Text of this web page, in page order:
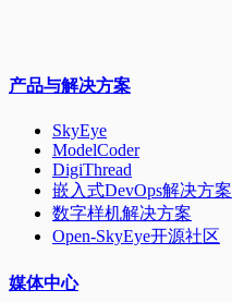
产品与解决方案
SkyEye
ModelCoder
DigiThread
嵌入式DevOps解决方案
数字样机解决方案
Open-SkyEye开源社区
媒体中心